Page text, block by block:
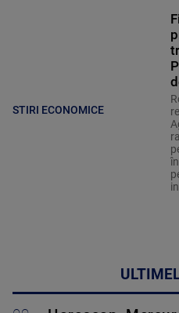
STIRI ECONOMICE